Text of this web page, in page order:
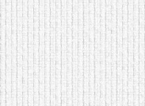
домашнем использовании.
Эта мебель имеет
некоторые преимущества
перед той же стенкой для
гостиной, к примеру,
поскольку она более
легкая и не загромождает
пространство. В спальне
этот предмет можно